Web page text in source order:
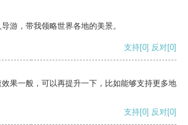
游，带我领略世界各地的美景。
支持[0] 反对[0]
果一般，可以再提升一下，比如能够支持更多地
支持[0] 反对[0]